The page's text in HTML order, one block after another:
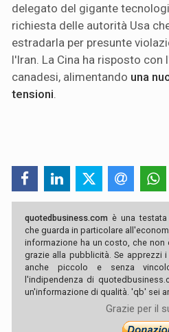
delegato del gigante
richiesta delle autorità Usa
estradarla per presunte
l'Iran. La Cina ha risposto
canadesi, alimentando una
tensioni.
quotedbusiness.com è una
che guarda in particolare
informazione ha un costo, che non
grazie alla pubblicità. Se apprezzi
anche piccolo e senza
l'indipendenza di
un'informazione di qualità. 'qb' sei
Grazie per il